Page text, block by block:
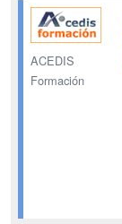
ACEDIS
Formación